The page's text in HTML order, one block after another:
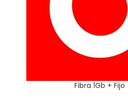
Fibra 1Gb + Fijo